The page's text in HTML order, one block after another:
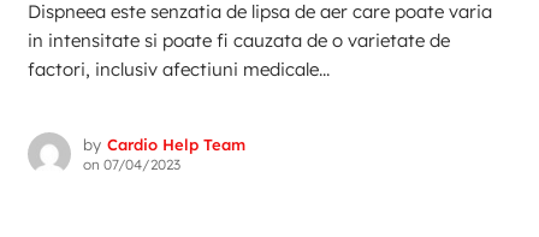
Dispneea este senzatia de lipsa de aer care poate varia
in intensitate si poate fi cauzata de o varietate de
factori, inclusiv afectiuni medicale...
by Cardio Help Team
on 07/04/2023